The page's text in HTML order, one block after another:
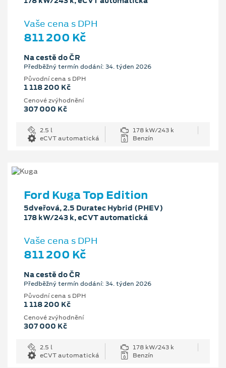
Vaše cena s DPH
811 200 Kč
Na cestě do ČR
Předběžný termín dodání: 34. týden 2026
Původní cena s DPH
1 118 200 Kč
Cenové zvýhodnění
307 000 Kč
2.5 l
178 kW/243 k
eCVT automatická
Benzín
Ford Kuga Top Edition
5dveřová, 2.5 Duratec Hybrid (PHEV)
178 kW/243 k, eCVT automatická
Vaše cena s DPH
811 200 Kč
Na cestě do ČR
Předběžný termín dodání: 34. týden 2026
Původní cena s DPH
1 118 200 Kč
Cenové zvýhodnění
307 000 Kč
2.5 l
178 kW/243 k
eCVT automatická
Benzín